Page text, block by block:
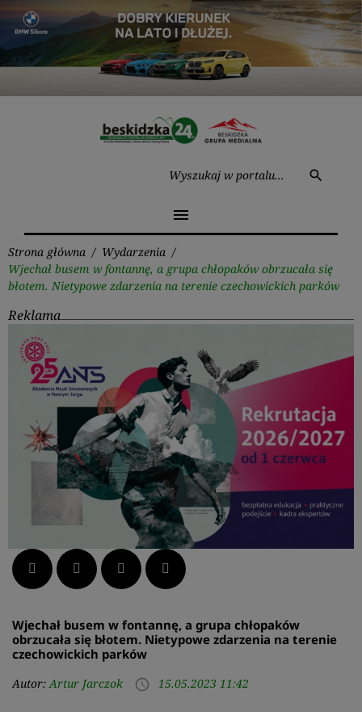
Przejdź
treści
search
menu
Strona główna / Wydarzenia /
Wjechał busem w fontannę, a grupa chłopaków obrzucała się
błotem. Nietypowe zdarzenia na terenie czechowickich parków
Reklama
Facebook Twitter LinkedIn Pinterest
Wjechał busem w fontannę, a grupa chłopaków
obrzucała się błotem. Nietypowe zdarzenia na terenie
czechowickich parków
Autor:Artur Jarczok access_time 15.05.2023 11:42